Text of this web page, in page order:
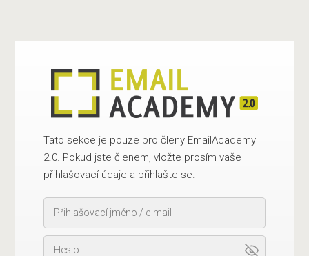
Tato sekce je pouze pro členy EmailAcademy
2.0. Pokud jste členem, vložte prosím vaše
přihlašovací údaje a přihlašte se.